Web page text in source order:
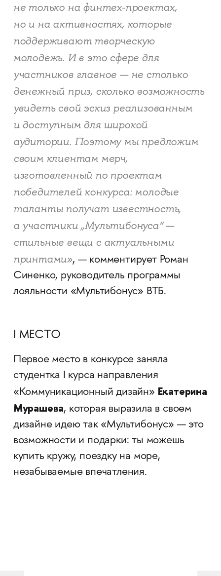
не только на финтех-проектах,
но и на активностях, которые
поддерживают творческую
молодежь. И в это сфере для
участников главное — не столько
денежный приз, сколько возможность
увидеть свой эскиз реализованным
и доступным для широкой
аудитории. Поэтому мы предложим
своим клиентам мерч,
изготовленный по проектам
победителей конкурса: молодые
таланты получат известность,
а участники „Мультибонуса“ —
стильные вещи с актуальными
принтами», — комментирует Роман
Синенко, руководитель программы
лояльности «Мультибонус» ВТБ.
I МЕСТО
Первое место в конкурсе заняла
студентка I курса направления
«Коммуникационный дизайн» Екатерина
Мурашева, которая выразила в своем
дизайне идею так «Мультибонус» — это
возможности и подарки: ты можешь
купить кружу, поездку на море,
незабываемые впечатления.